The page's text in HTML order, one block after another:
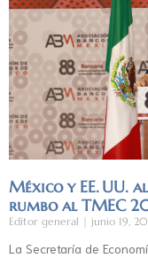
México y EE. UU.
rumbo al TMEC
Editor general junio 19,
La Secretaría de